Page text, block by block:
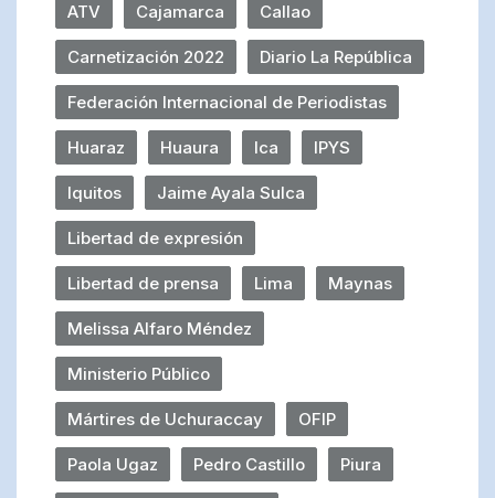
ATV Cajamarca Callao
Carnetización 2022 Diario La República
Federación Internacional de Periodistas
Huaraz Huaura Ica IPYS
Iquitos Jaime Ayala Sulca
Libertad de expresión
Libertad de prensa Lima Maynas
Melissa Alfaro Méndez
Ministerio Público
Mártires de Uchuraccay OFIP
Paola Ugaz Pedro Castillo Piura